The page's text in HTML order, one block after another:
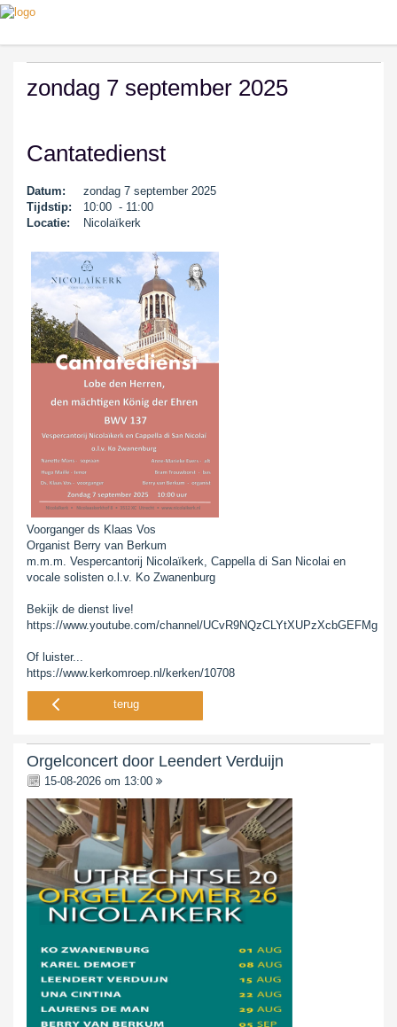
zondag 7 september 2025
Cantatedienst
Datum:
zondag 7 september 2025
Tijdstip:
10:00 - 11:00
Locatie:
Nicolaïkerk
Voorganger ds Klaas Vos
Organist Berry van Berkum
m.m.m. Vespercantorij Nicolaïkerk, Cappella di San Nicolai en
vocale solisten o.l.v. Ko Zwanenburg
Bekijk de dienst live!
https://www.youtube.com/channel/UCvR9NQzCLYtXUPzXcbGEFMg
Of luister...
https://www.kerkomroep.nl/kerken/10708
terug
Orgelconcert door Leendert Verduijn
15-08-2026 om 13:00